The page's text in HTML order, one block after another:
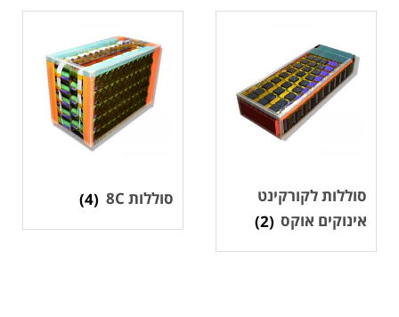
סוללות לקורקינט
אינוקים אוקס (2)
סוללות 8C (4)